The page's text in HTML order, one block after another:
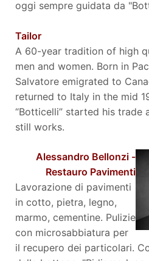
oggi sempre guidata da
Tailor
A 60-year tradition of high
men and women. Born in
Salvatore emigrated to
returned to Italy in the mid
“Botticelli” started his trade
still works.
Alessandro Bellonzi -
Restauro Pavimenti
Lavorazione di pavimenti
in cotto, pietra, legno,
marmo, cementine. Pulizie
con microsabbiatura per
il recupero dei particolari.